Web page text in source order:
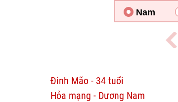
Nam
Đinh Mão - 34 tuổi
Hỏa mạng - Dương Nam